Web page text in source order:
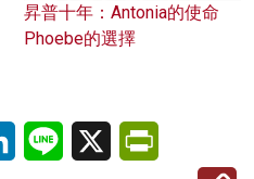
昇普十年：Antonia的使命
Phoebe的選擇
LinkedInLine X